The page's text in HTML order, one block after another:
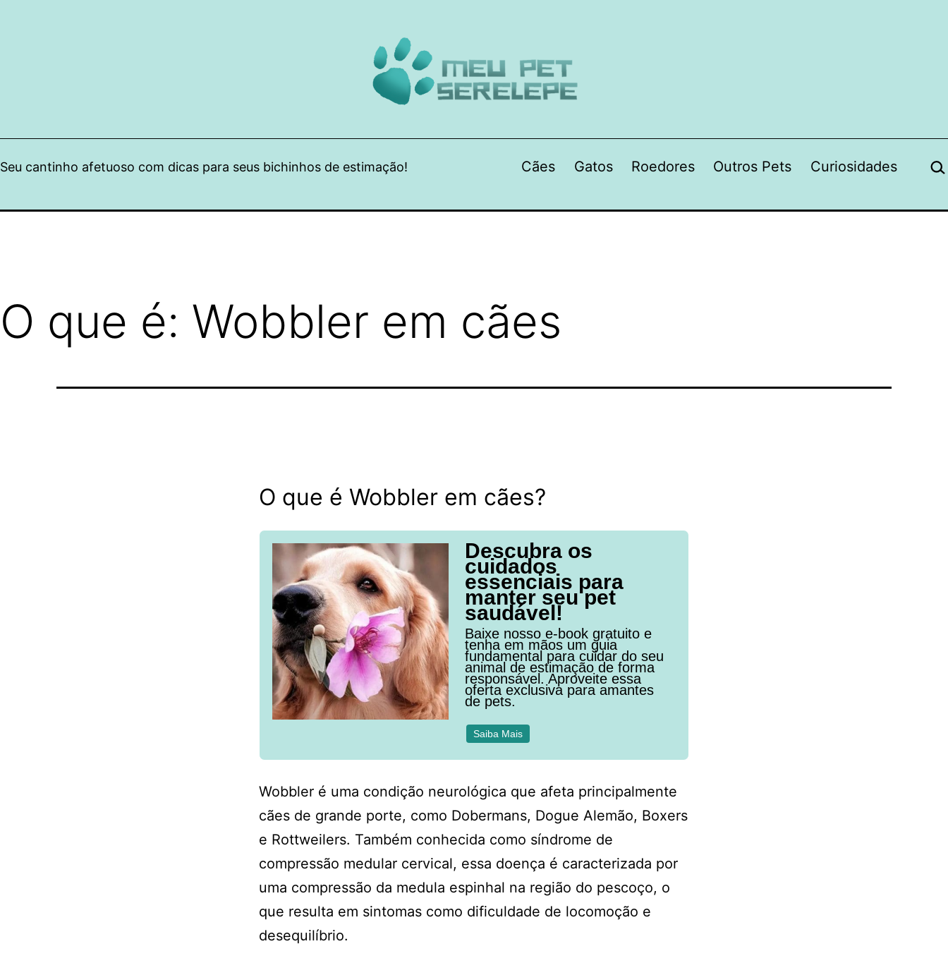
Seu cantinho afetuoso com dicas para seus bichinhos de estimação! Cães Gatos Roedores Outros Pets Curiosidades
O que é: Wobbler em cães
O que é Wobbler em cães?
Descubra os
cuidados
essenciais para
manter seu pet
saudável!
Baixe nosso e-book gratuito e
tenha em mãos um guia
fundamental para cuidar do seu
animal de estimação de forma
responsável. Aproveite essa
oferta exclusiva para amantes
de pets.
Saiba Mais
Wobbler é uma condição neurológica que afeta principalmente
cães de grande porte, como Dobermans, Dogue Alemão, Boxers
e Rottweilers. Também conhecida como síndrome de
compressão medular cervical, essa doença é caracterizada por
uma compressão da medula espinhal na região do pescoço, o
que resulta em sintomas como dificuldade de locomoção e
desequilíbrio.